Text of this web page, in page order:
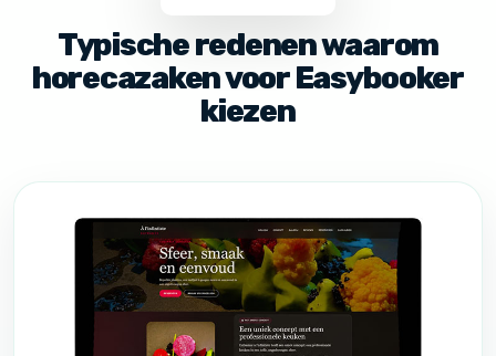
Typische redenen waarom
horecazaken voor Easybooker
kiezen